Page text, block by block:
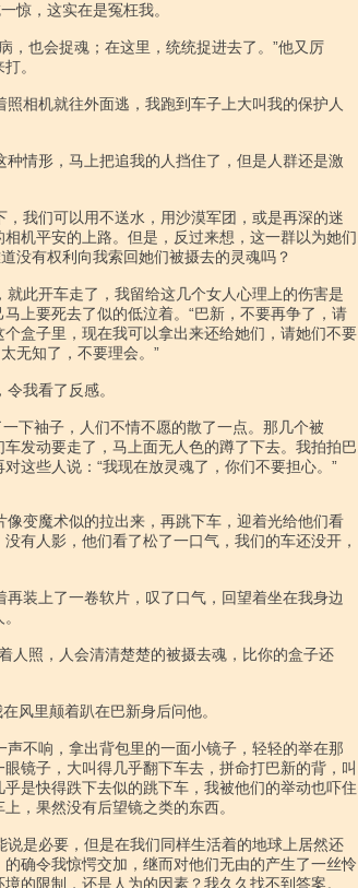
惊，这实在是冤枉我。
。
机平安的上路。但是，反过来想，这一群以为她们
没有权利向我索回她们被摄去的灵魂吗？
上要死去了似的低泣着。“巴新，不要再争了，请
盒子里，现在我可以拿出来还给她们，请她们不要
无知了，不要理会。”
发动要走了，马上面无人色的蹲了下去。我拍拍巴
这些人说：“我现在放灵魂了，你们不要担心。”
有人影，他们看了松了一口气，我们的车还没开，
镜子，大叫得几乎翻下车去，拼命打巴新的背，叫
是快得跌下去似的跳下车，我被他们的举动也吓住
，果然没有后望镜之类的东西。
确令我惊愕交加，继而对他们无由的产生了一丝怜
的限制，还是人为的因素？我久久找不到答案。